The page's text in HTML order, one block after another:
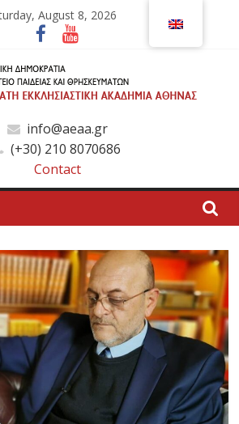
August 8, 2026
info@aeaa.gr
(+30) 210 8070686
Contact